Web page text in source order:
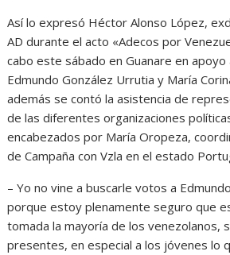
Así lo expresó Héctor Alonso López,
AD durante el acto «Adecos por
cabo este sábado en Guanare en apoyo
Edmundo González Urrutia y María
además se contó la asistencia de
de las diferentes organizaciones
encabezados por María Oropeza,
de Campaña con Vzla en el estado
– Yo no vine a buscarle votos a
porque estoy plenamente seguro que
tomada la mayoría de los venezolanos,
presentes, en especial a los jóvenes lo